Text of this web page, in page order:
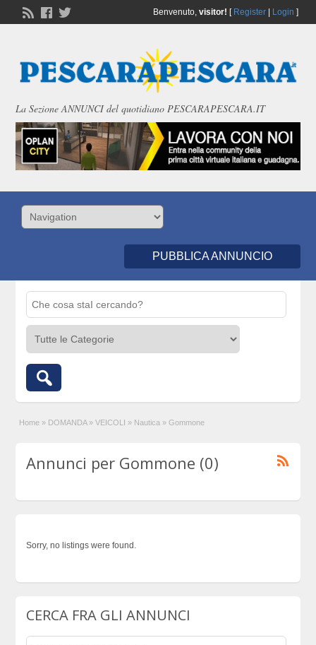
Benvenuto, visitor! [ Register| Login ]
La Sezione ANNUNCI del quotidiano PESCARAPESCARA.IT
PUBBLICA ANNUNCIO
Home » DOMANDA » VEICOLI » Nautica » Gommone
Annunci per Gommone (0)
Sorry, no listings were found.
CERCA FRA GLI ANNUNCI